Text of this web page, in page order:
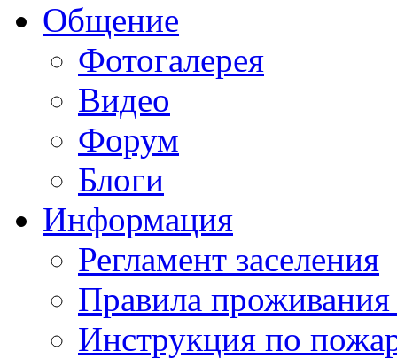
Общение
Фотогалерея
Видео
Форум
Блоги
Информация
Регламент заселения
Правила
Инструкция по